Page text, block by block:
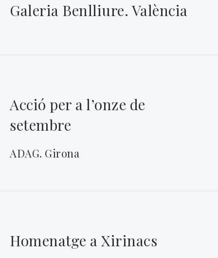
Galeria Benlliure. València
Acció per a l’onze de
setembre
ADAG. Girona
Homenatge a Xirinacs